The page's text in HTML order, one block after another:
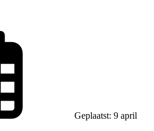
Geplaatst: 9 april